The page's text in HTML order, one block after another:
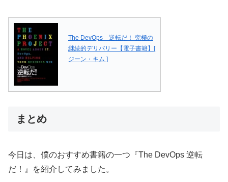
The DevOps 逆転だ！ 究極の
継続的デリバリー【電子書籍】[
ジーン・キム ]
まとめ
今日は、僕のおすすめ書籍の一つ『The DevOps 逆転
だ！』を紹介してみました。